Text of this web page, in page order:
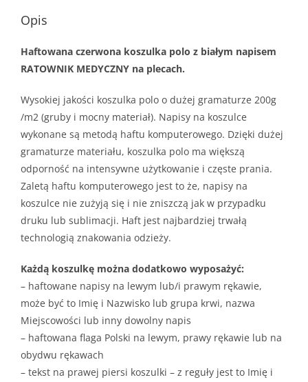
Opis
Haftowana czerwona koszulka polo z białym napisem
RATOWNIK MEDYCZNY na plecach.
Wysokiej jakości koszulka polo o dużej gramaturze 200g
/m2 (gruby i mocny materiał). Napisy na koszulce
wykonane są metodą haftu komputerowego. Dzięki dużej
gramaturze materiału, koszulka polo ma większą
odporność na intensywne użytkowanie i częste prania.
Zaletą haftu komputerowego jest to że, napisy na
koszulce nie zużyją się i nie zniszczą jak w przypadku
druku lub sublimacji. Haft jest najbardziej trwałą
technologią znakowania odzieży.
Każdą koszulkę można dodatkowo wyposażyć:
– haftowane napisy na lewym lub/i prawym rękawie,
może być to Imię i Nazwisko lub grupa krwi, nazwa
Miejscowości lub inny dowolny napis
– haftowana flaga Polski na lewym, prawy rękawie lub na
obydwu rękawach
– tekst na prawej piersi koszulki – z reguły jest to Imię i